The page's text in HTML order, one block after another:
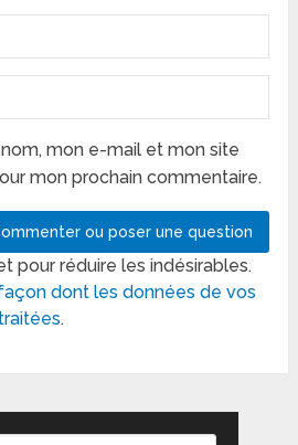
mon e-mail et mon site
mon prochain commentaire.
pour réduire les indésirables.
dont les données de vos
.